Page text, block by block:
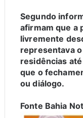
Segundo
afirmam que a
livremente
representava
residências
que o
ou diálogo.
Fonte Bahia